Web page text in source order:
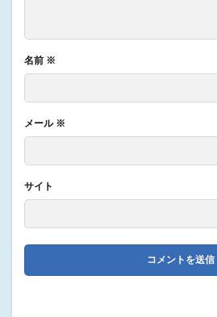
名前 ※
メール ※
サイト